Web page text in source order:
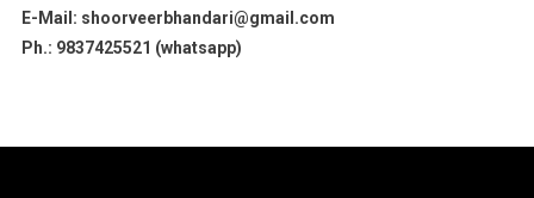
E-Mail: shoorveerbhandari@gmail.com
Ph.: 9837425521 (whatsapp)